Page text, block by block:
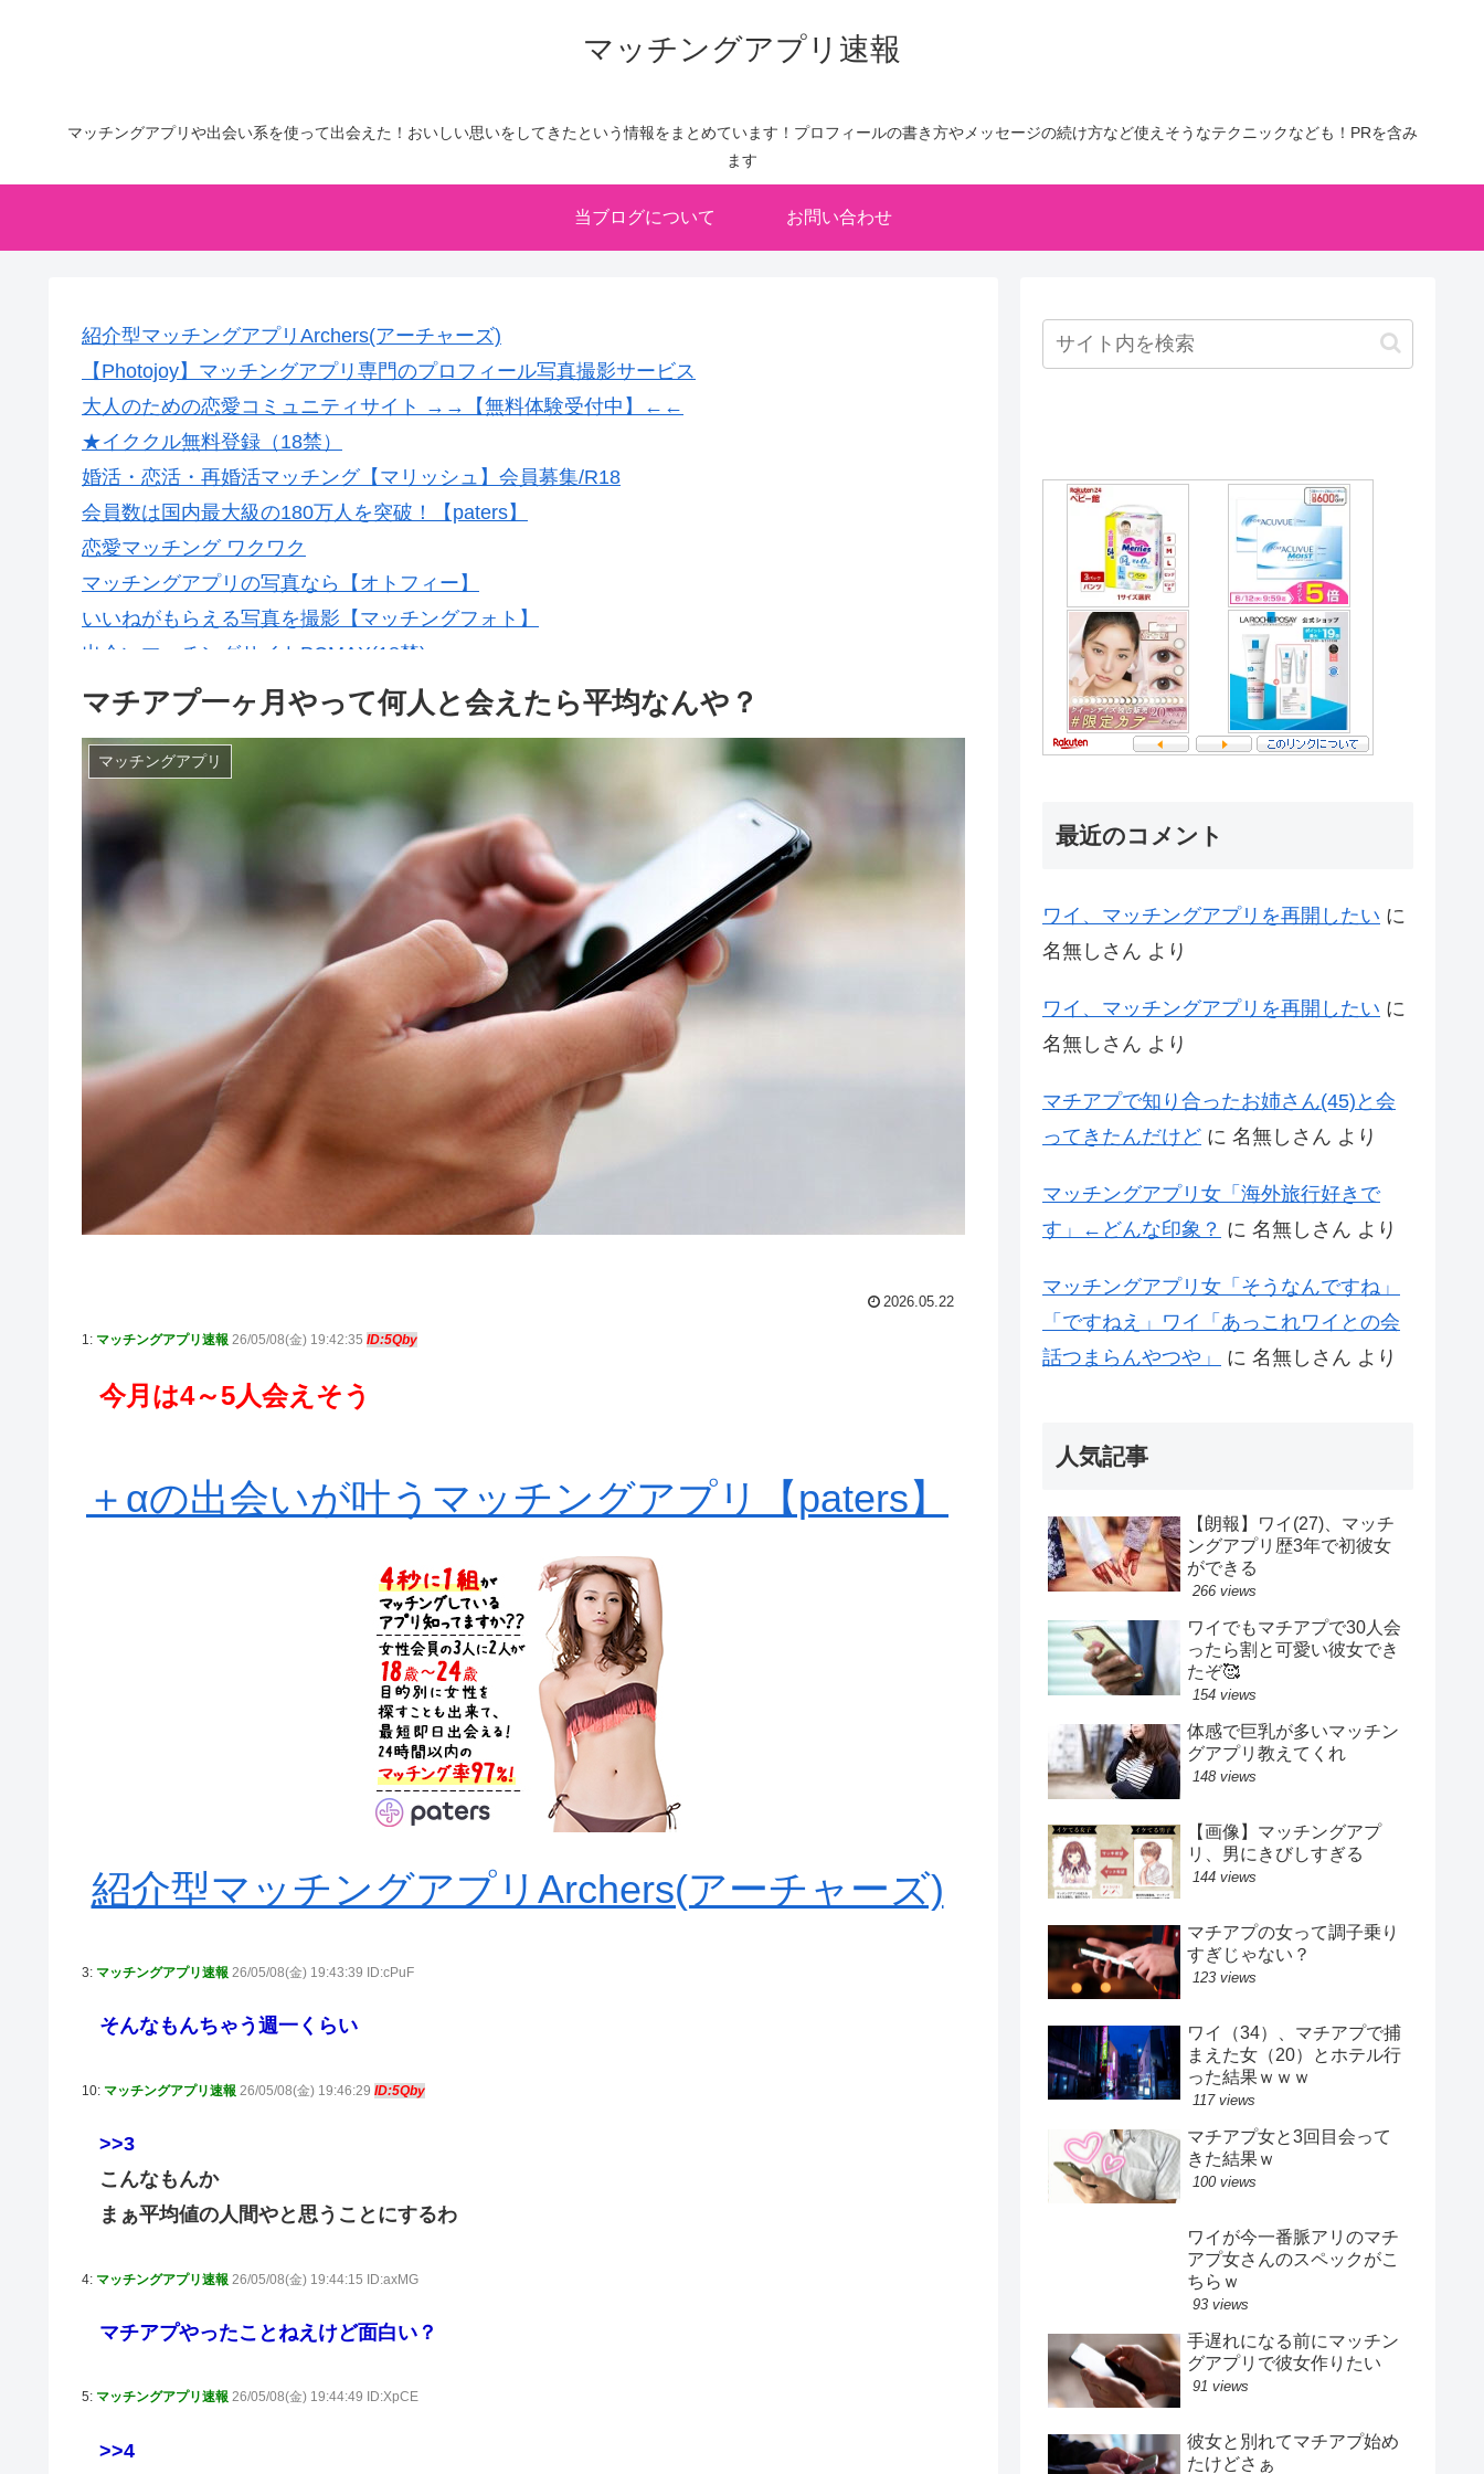
マッチングアプリ速報
マッチングアプリや出会い系を使って出会えた！おいしい思いをしてきたという情報をまとめています！プロフィールの書き方やメッセージの続け方など使えそうなテクニックなども！PRを含み
ます
当ブログについて お問い合わせ
紹介型マッチングアプリArchers(アーチャーズ)
【Photojoy】マッチングアプリ専門のプロフィール写真撮影サービス
大人のための恋愛コミュニティサイト →→【無料体験受付中】←←
★イククル無料登録（18禁）
婚活・恋活・再婚活マッチング【マリッシュ】会員募集/R18
会員数は国内最大級の180万人を突破！【paters】
恋愛マッチング ワクワク
マッチングアプリの写真なら【オトフィー】
いいねがもらえる写真を撮影【マッチングフォト】
出会いマッチングサイトPCMAX(18禁)
マチアプ一ヶ月やって何人と会えたら平均なんや？
マッチングアプリ
2026.05.22
1: マッチングアプリ速報 26/05/08(金) 19:42:35 ID:5Qby
今月は4～5人会えそう
＋αの出会いが叶うマッチングアプリ【paters】
紹介型マッチングアプリArchers(アーチャーズ)
3: マッチングアプリ速報 26/05/08(金) 19:43:39 ID:cPuF
そんなもんちゃう週一くらい
10: マッチングアプリ速報 26/05/08(金) 19:46:29 ID:5Qby
>>3
こんなもんか
まぁ平均値の人間やと思うことにするわ
4: マッチングアプリ速報 26/05/08(金) 19:44:15 ID:axMG
マチアプやったことねえけど面白い？
5: マッチングアプリ速報 26/05/08(金) 19:44:49 ID:XpCE
>>4
最近のコメント
ワイ、マッチングアプリを再開したい に
名無しさん より
ワイ、マッチングアプリを再開したい に
名無しさん より
マチアプで知り合ったお姉さん(45)と会
ってきたんだけど に 名無しさん より
マッチングアプリ女「海外旅行好きで
す」←どんな印象？ に 名無しさん より
マッチングアプリ女「そうなんですね」
「ですねえ」ワイ「あっこれワイとの会
話つまらんやつや」
に 名無しさん より
人気記事
【朗報】ワイ(27)、マッチ
ングアプリ歴3年で初彼女
ができる
266 views
ワイでもマチアプで30人会
ったら割と可愛い彼女でき
たぞ🥰
154 views
体感で巨乳が多いマッチン
グアプリ教えてくれ
148 views
【画像】マッチングアプ
リ、男にきびしすぎる
144 views
マチアプの女って調子乗り
すぎじゃない？
123 views
ワイ（34）、マチアプで捕
まえた女（20）とホテル行
った結果ｗｗｗ
117 views
マチアプ女と3回目会って
きた結果ｗ
100 views
ワイが今一番脈アリのマチ
アプ女さんのスペックがこ
ちらｗ
93 views
手遅れになる前にマッチン
グアプリで彼女作りたい
91 views
彼女と別れてマチアプ始め
たけどさぁ